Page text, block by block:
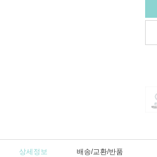
상세정보 배송/교환/반품